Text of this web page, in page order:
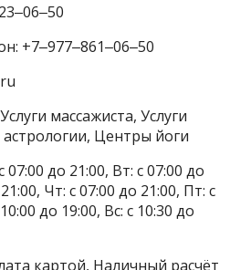
+7‒977‒861‒06‒50
массажиста, Услуги
Центры йоги
до 21:00, Вт: с 07:00 до
Чт: с 07:00 до 21:00, Пт: с
до 19:00, Вс: с 10:30 до
картой, Наличный расчёт